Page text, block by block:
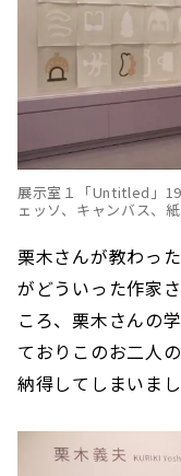
展示室１「Untitled」
ェッソ、キャンバス、
栗木さんが教わっ
がどういった作家
ころ、栗木さんの
ておりこのお二人
納得してしまいまし